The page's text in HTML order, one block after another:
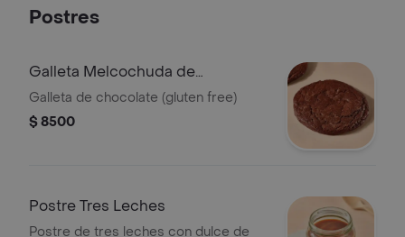
Postres
Galleta Melcochuda de
Chocolate
Galleta de chocolate (gluten free)
$ 8500
Postre Tres Leches
Postre de tres leches con dulce de